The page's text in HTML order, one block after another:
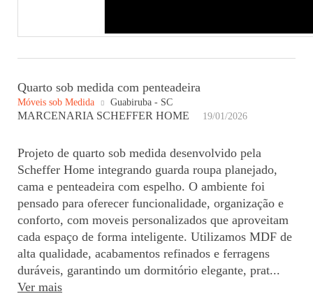
Quarto sob medida com penteadeira
Móveis sob Medida Guabiruba - SC
MARCENARIA SCHEFFER HOME 19/01/2026
Projeto de quarto sob medida desenvolvido pela
Scheffer Home integrando guarda roupa planejado,
cama e penteadeira com espelho. O ambiente foi
pensado para oferecer funcionalidade, organização e
conforto, com moveis personalizados que aproveitam
cada espaço de forma inteligente. Utilizamos MDF de
alta qualidade, acabamentos refinados e ferragens
duráveis, garantindo um dormitório elegante, prat...
Ver mais